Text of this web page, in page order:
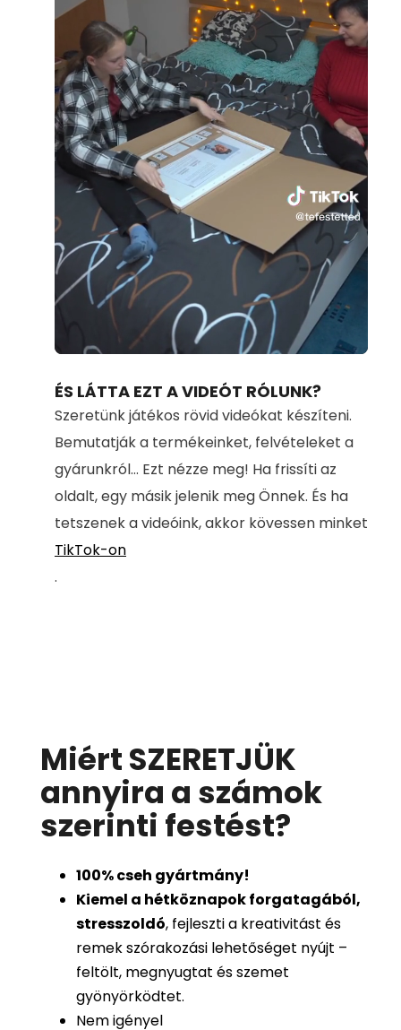
Unmute Loaded
80.78%
ÉS LÁTTA EZT A VIDEÓT RÓLUNK?
Szeretünk játékos rövid videókat készíteni.
Bemutatják a termékeinket, felvételeket a
gyárunkról... Ezt nézze meg! Ha frissíti az
oldalt, egy másik jelenik meg Önnek. És ha
tetszenek a videóink, akkor kövessen minket
TikTok-on
.
Miért SZERETJÜK
annyira a számok
szerinti festést?
100%cseh gyártmány!
Kiemel a hétköznapok forgatagából,
stresszoldó, fejleszti a kreativitást és
remek szórakozási lehetőséget nyújt –
feltölt, megnyugtat és szemet
gyönyörködtet.
Nem igényel